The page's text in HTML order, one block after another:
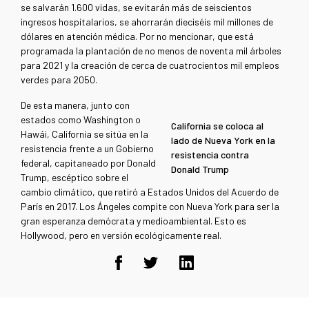
se salvarán 1.600 vidas, se evitarán más de seiscientos
ingresos hospitalarios, se ahorrarán dieciséis mil millones de
dólares en atención médica. Por no mencionar, que está
programada la plantación de no menos de noventa mil árboles
para 2021 y la creación de cerca de cuatrocientos mil empleos
verdes para 2050.
California se coloca al
lado de Nueva York en la
resistencia contra
Donald Trump
De esta manera, junto con
estados como Washington o
Hawái, California se sitúa en la
resistencia frente a un Gobierno
federal, capitaneado por Donald
Trump, escéptico sobre el
cambio climático, que retiró a Estados Unidos del Acuerdo de
París en 2017. Los Ángeles compite con Nueva York para ser la
gran esperanza demócrata y medioambiental. Esto es
Hollywood, pero en versión ecológicamente real.